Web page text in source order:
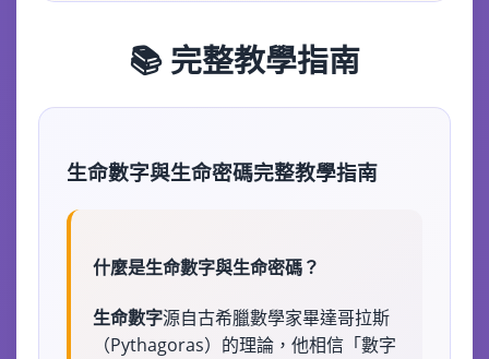
📚 完整教學指南
生命數字與生命密碼完整教學指南
什麼是生命數字與生命密碼？
生命數字源自古希臘數學家畢達哥拉斯
（Pythagoras）的理論，他相信「數字